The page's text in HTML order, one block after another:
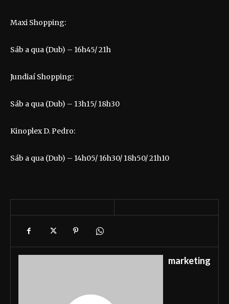
Maxi Shopping:
Sáb a qua (Dub) – 16h45/ 21h
Jundiaí Shopping:
Sáb a qua (Dub) – 13h15/ 18h30
Kinoplex D. Pedro:
Sáb a qua (Dub) – 14h05/ 16h30/ 18h50/ 21h10
marketing